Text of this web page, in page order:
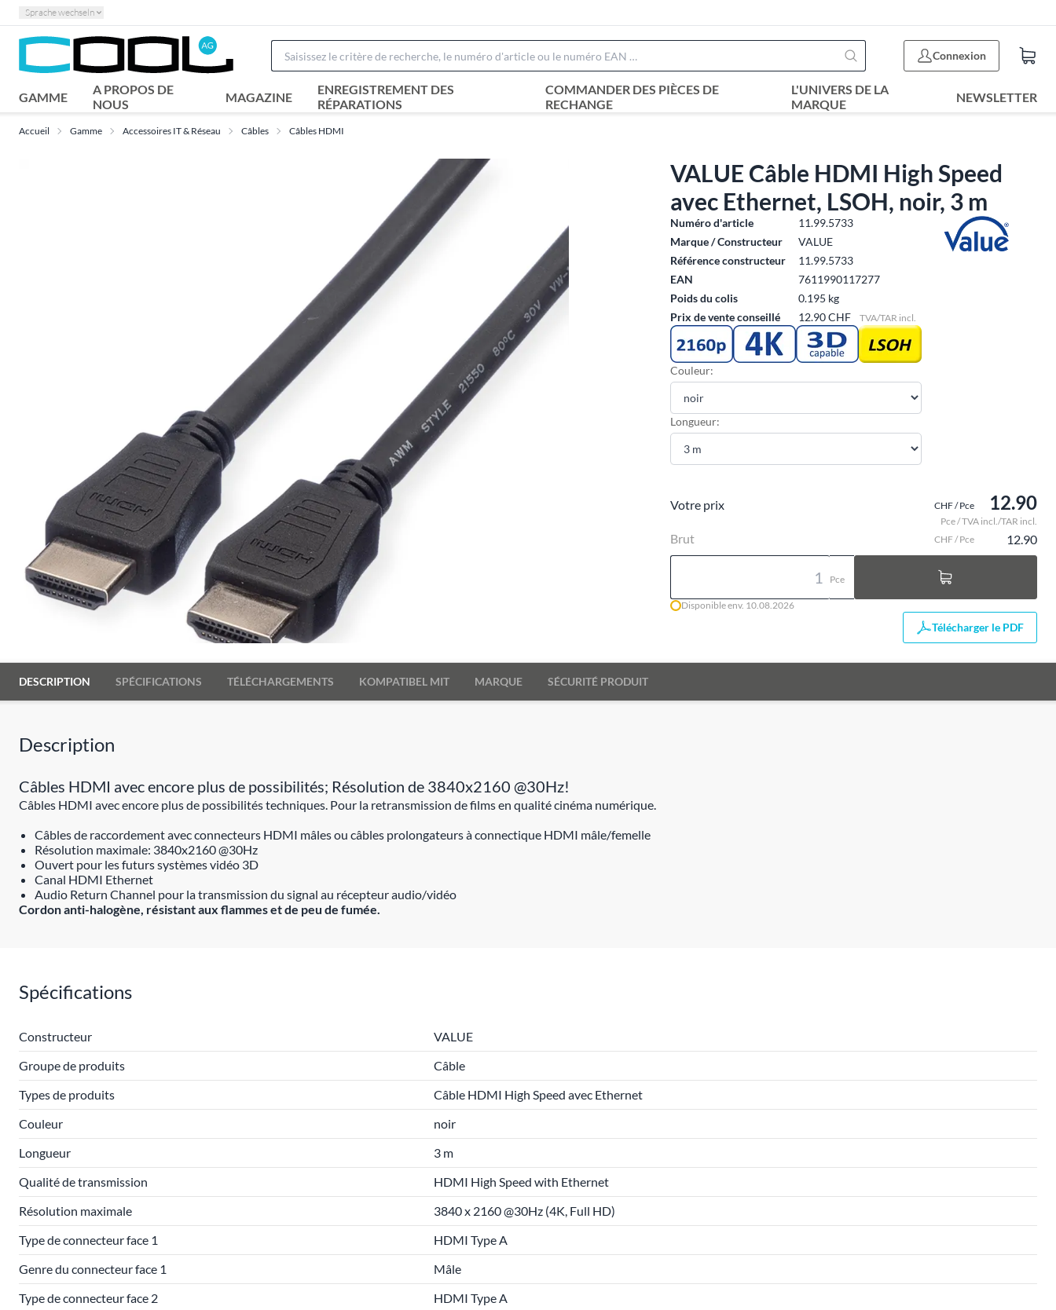
Sprache wechseln
Connexion
GAMME
A PROPOS DE
NOUS
MAGAZINE
ENREGISTREMENT DES
RÉPARATIONS
COMMANDER DES PIÈCES DE
RECHANGE
L'UNIVERS DE LA
MARQUE
NEWSLETTER
Accueil Gamme Accessoires IT & Réseau Câbles Câbles HDMI
VALUE Câble HDMI High Speed
avec Ethernet, LSOH, noir, 3 m
Numéro d'article
11.99.5733
Marque / Constructeur
VALUE
Référence constructeur
11.99.5733
EAN
7611990117277
Poids du colis
0.195 kg
Prix de vente conseillé
12.90 CHF TVA/TAR incl.
Couleur:
Longueur:
Votre prix CHF / Pce 12.90
Pce / TVA incl./TAR incl.
Brut CHF / Pce 12.90
Pce
Disponible env. 10.08.2026
Télécharger le PDF
DESCRIPTION SPÉCIFICATIONS TÉLÉCHARGEMENTS KOMPATIBEL MIT MARQUE SÉCURITÉ PRODUIT
Description
Câbles HDMI avec encore plus de possibilités; Résolution de 3840x2160 @30Hz!
Câbles HDMI avec encore plus de possibilités techniques. Pour la retransmission de films en qualité cinéma numérique.
Câbles de raccordement avec connecteurs HDMI mâles ou câbles prolongateurs à connectique HDMI mâle/femelle
Résolution maximale: 3840x2160 @30Hz
Ouvert pour les futurs systèmes vidéo 3D
Canal HDMI Ethernet
Audio Return Channel pour la transmission du signal au récepteur audio/vidéo
Cordon anti-halogène, résistant aux flammes et de peu de fumée.
Spécifications
Constructeur
VALUE
Groupe de produits
Câble
Types de produits
Câble HDMI High Speed avec Ethernet
Couleur
noir
Longueur
3 m
Qualité de transmission
HDMI High Speed with Ethernet
Résolution maximale
3840 x 2160 @30Hz (4K, Full HD)
Type de connecteur face 1
HDMI Type A
Genre du connecteur face 1
Mâle
Type de connecteur face 2
HDMI Type A